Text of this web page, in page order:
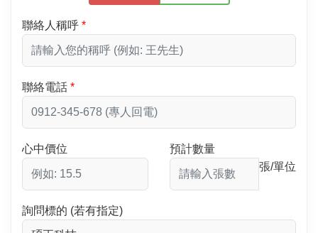
聯絡人稱呼
聯絡電話
心中價位
預計數量
張/單位
詢問標的 (若有指定)